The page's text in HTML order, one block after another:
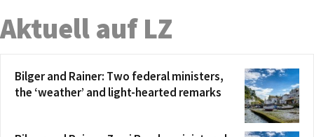
Aktuell auf LZ
Bilger and Rainer: Two federal ministers,
the ‘weather’ and light-hearted remarks